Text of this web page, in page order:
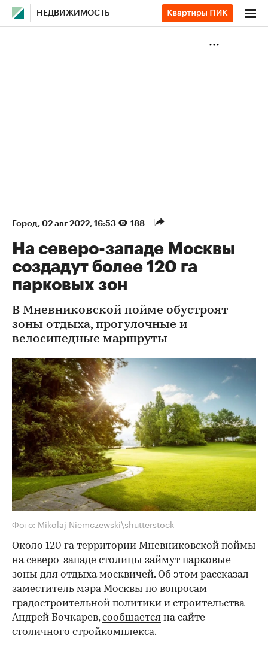
НЕДВИЖИМОСТЬ
Город⁠, 02 авг 2022, 16:53 188
На северо-западе Москвы
создадут более 120 га
парковых зон
В Мневниковской пойме обустроят
зоны отдыха, прогулочные и
велосипедные маршруты
Фото: Mikolaj Niemczewski\shutterstock
Около 120 га территории Мневниковской поймы
на северо-западе столицы займут парковые
зоны для отдыха москвичей. Об этом рассказал
заместитель мэра Москвы по вопросам
градостроительной политики и строительства
Андрей Бочкарев,сообщается на сайте
столичного стройкомплекса.